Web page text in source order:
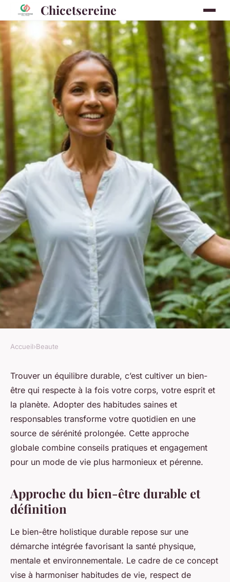
Chicetsereine
Équilibrez votre vie avec un
bien-être durable et apaisant
Maxence•11 octobre 2025• 4 min de lecture
Accueil›Beaute
Trouver un équilibre durable, c’est cultiver un bien-
être qui respecte à la fois votre corps, votre esprit et
la planète. Adopter des habitudes saines et
responsables transforme votre quotidien en une
source de sérénité prolongée. Cette approche
globale combine conseils pratiques et engagement
pour un mode de vie plus harmonieux et pérenne.
Approche du bien-être durable et
définition
Le bien-être holistique durable repose sur une
démarche intégrée favorisant la santé physique,
mentale et environnementale. Le cadre de ce concept
vise à harmoniser habitudes de vie, respect de